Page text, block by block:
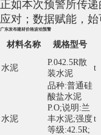
正如本次预警所传
应对；数据赋能，始
广东发布建材价格波动预警
材料名称 规格型号
水泥
P.042.5R散
装水泥
t
水泥
品种:普通硅
酸盐水泥
P.O;说明:兰
丰水泥;强度
等级:42.5R;
t